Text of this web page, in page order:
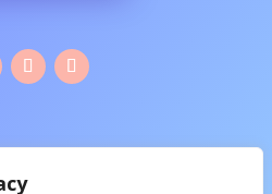
Tools for Art VET Trainers